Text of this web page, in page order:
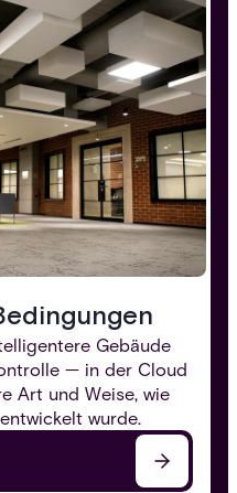
Gebäude
— in der Cloud
Art und Weise, wie
wurde.